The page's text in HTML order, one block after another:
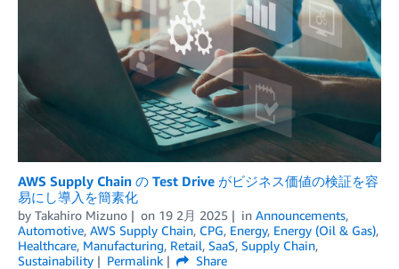
AWS Supply Chain の Test Drive がビジネス価値の検証を容
易にし導入を簡素化
by Takahiro Mizuno on 19 2月 2025 in Announcements,
Automotive, AWS Supply Chain, CPG, Energy, Energy (Oil & Gas),
Healthcare, Manufacturing, Retail, SaaS, Supply Chain,
Sustainability
Permalink
Share